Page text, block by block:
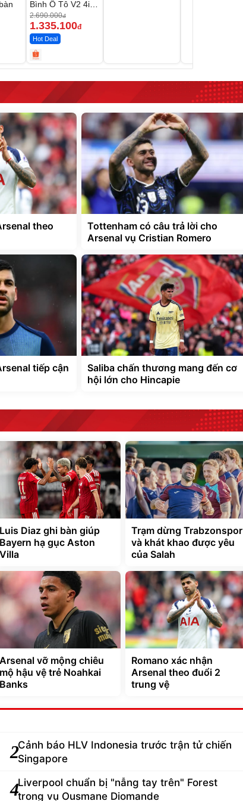
Bình Ô Tô V2 4in1
MEDICAR –
12.000mAh
2.690.000đ
1.335.100đ
Hot Deal
theo
Tottenham có câu trả lời cho
Arsenal vụ Cristian Romero
tiếp cận
Saliba chấn thương mang đến cơ
hội lớn cho Hincapie
Luis Diaz ghi bàn giúp
Bayern hạ gục Aston
Villa
Trạm dừng Trabzonspor
và khát khao được yêu
của Salah
Arsenal vỡ mộng chiêu
mộ hậu vệ trẻ Noahkai
Banks
Romano xác nhận
Arsenal theo đuổi 2
trung vệ
2Cảnh báo HLV Indonesia trước trận tử chiến
Singapore
4Liverpool chuẩn bị "nẫng tay trên" Forest
trong vụ Ousmane Diomande